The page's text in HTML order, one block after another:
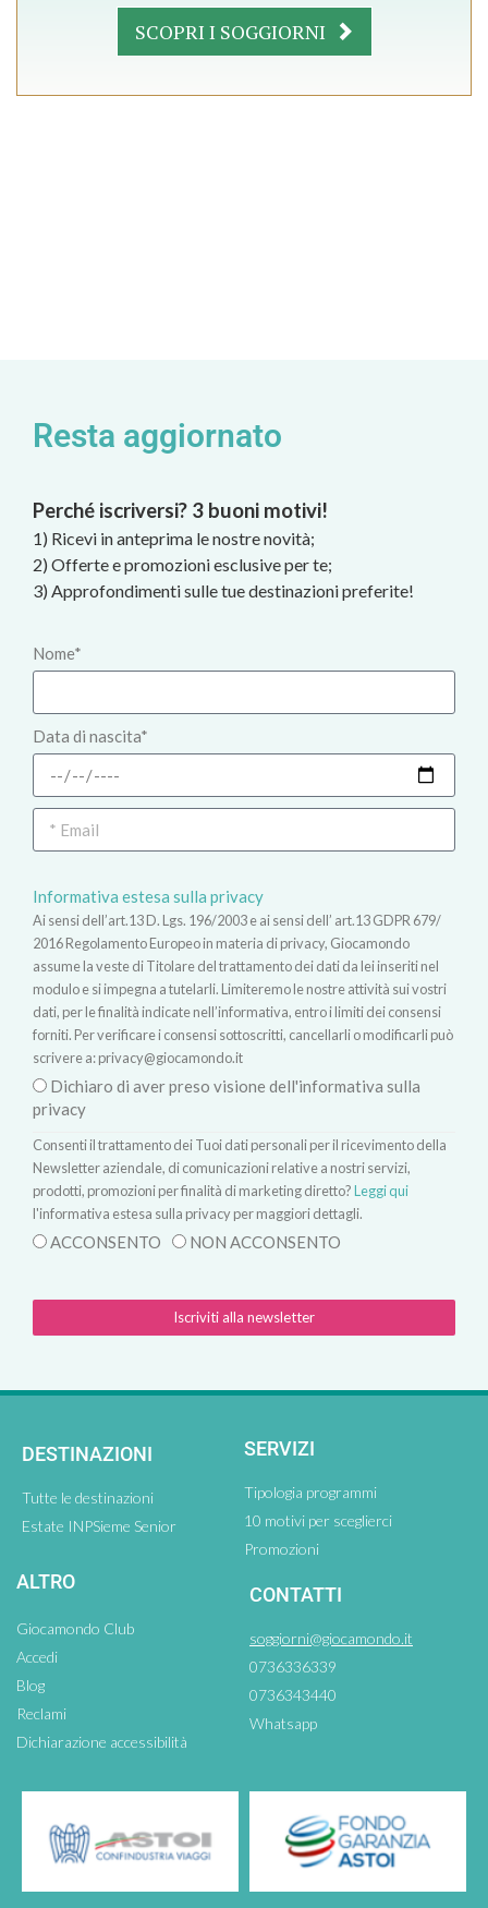
SCOPRI I SOGGIORNI
Resta aggiornato
Perché iscriversi? 3 buoni motivi!
1) Ricevi in anteprima le nostre novità;
2) Offerte e promozioni esclusive per te;
3) Approfondimenti sulle tue destinazioni preferite!
Nome*
Data di nascita*
Informativa estesa sulla privacy
Ai sensi dell’art.13 D. Lgs. 196/2003 e ai sensi dell’ art.13 GDPR 679/
2016 Regolamento Europeo in materia di privacy, Giocamondo
assume la veste di Titolare del trattamento dei dati da lei inseriti nel
modulo e si impegna a tutelarli. Limiteremo le nostre attività sui vostri
dati, per le finalità indicate nell’informativa, entro i limiti dei consensi
forniti. Per verificare i consensi sottoscritti, cancellarli o modificarli può
scrivere a:privacy@giocamondo.it
Dichiaro di aver preso visione dell'informativa sulla
privacy
Consenti il trattamento dei Tuoi dati personali per il ricevimento della
Newsletter aziendale, di comunicazioni relative a nostri servizi,
prodotti, promozioni per finalità di marketing diretto?Leggi qui
l'informativa estesa sulla privacy per maggiori dettagli.
ACCONSENTO NON ACCONSENTO
Iscriviti alla newsletter
DESTINAZIONI
Tutte le destinazioni
Estate INPSieme Senior
SERVIZI
Tipologia programmi
10 motivi per sceglierci
Promozioni
ALTRO
Giocamondo Club
Accedi
Blog
Reclami
Dichiarazione accessibilità
CONTATTI
soggiorni@giocamondo.it
0736336339
0736343440
Whatsapp